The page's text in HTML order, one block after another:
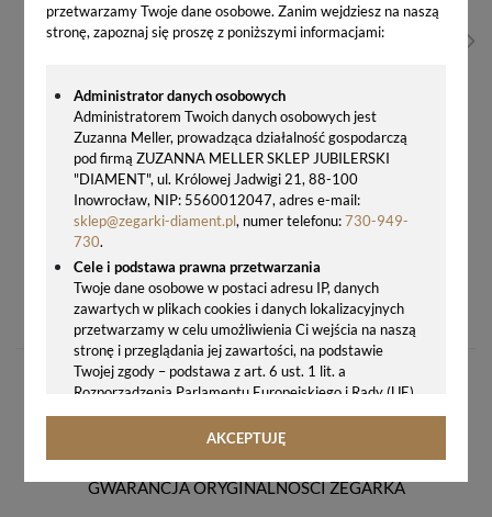
przetwarzamy Twoje dane osobowe. Zanim wejdziesz na naszą
stronę, zapoznaj się proszę z poniższymi informacjami:
Administrator danych osobowych
Administratorem Twoich danych osobowych jest
Zuzanna Meller, prowadząca działalność gospodarczą
pod firmą ZUZANNA MELLER SKLEP JUBILERSKI
"DIAMENT", ul. Królowej Jadwigi 21, 88-100
Inowrocław, NIP: 5560012047, adres e-mail:
sklep@zegarki-diament.pl, numer telefonu:730-949-
730.
Cele i podstawa prawna przetwarzania
Twoje dane osobowe w postaci adresu IP, danych
zawartych w plikach cookies i danych lokalizacyjnych
przetwarzamy w celu umożliwienia Ci wejścia na naszą
stronę i przeglądania jej zawartości, na podstawie
Twojej zgody – podstawa z art. 6 ust. 1 lit. a
Rozporządzenia Parlamentu Europejskiego i Rady (UE)
2016/679 z 27.04.2016 r. w sprawie ochrony osób
fizycznych w związku z przetwarzaniem danych
rozporządzenie o ochronie danych, tj. RODO).
AKCEPTUJĘ
13299,00 zł
GWARANCJA ORYGINALNOŚCI ZEGARKA